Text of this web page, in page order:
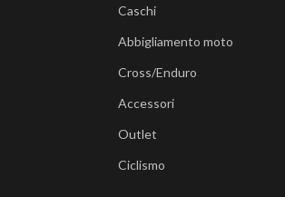
Caschi
Abbigliamento moto
Cross/Enduro
Accessori
Outlet
Ciclismo